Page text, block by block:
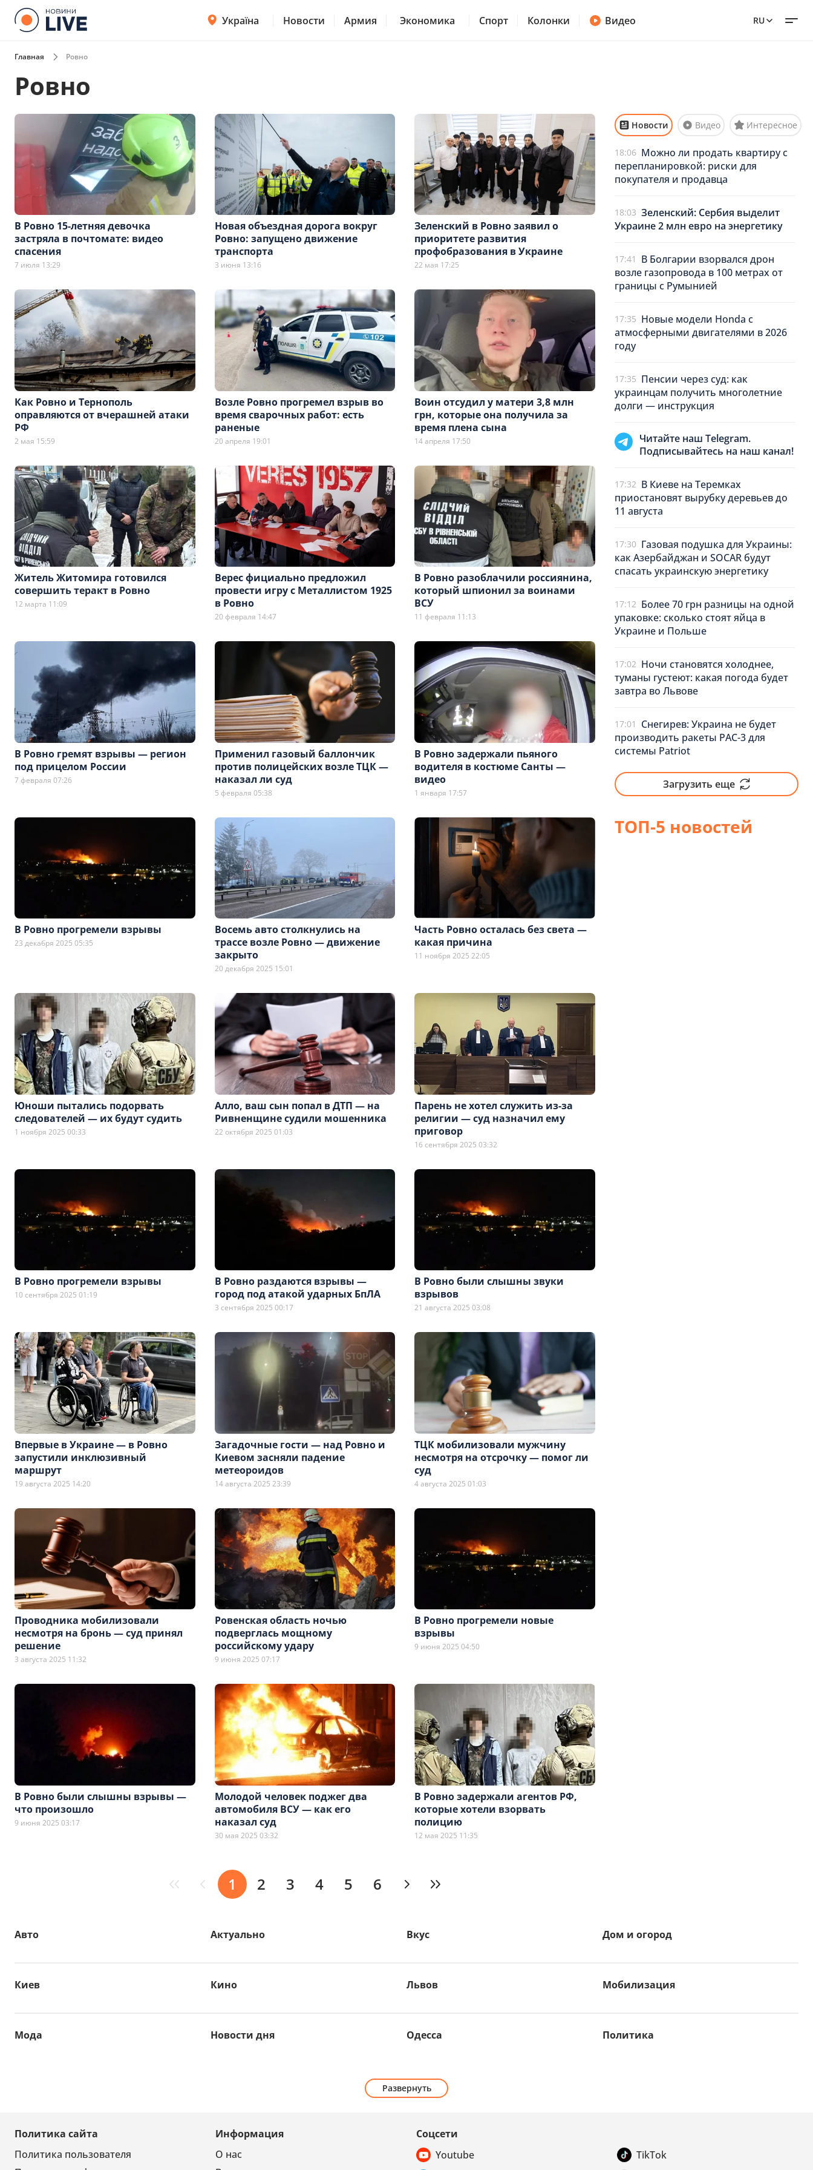
Україна Новости Армия Экономика Спорт Колонки Видео RU
Главная Ровно
Ровно
В Ровно 15-летняя девочка
застряла в почтомате: видео
спасения
7 июля 13:29
Новая объездная дорога вокруг
Ровно: запущено движение
транспорта
3 июня 13:16
Зеленский в Ровно заявил о
приоритете развития
профобразования в Украине
22 мая 17:25
Как Ровно и Тернополь
оправляются от вчерашней атаки
РФ
2 мая 15:59
Возле Ровно прогремел взрыв во
время сварочных работ: есть
раненые
20 апреля 19:01
Воин отсудил у матери 3,8 млн
грн, которые она получила за
время плена сына
14 апреля 17:50
Житель Житомира готовился
совершить теракт в Ровно
12 марта 11:09
Верес фициально предложил
провести игру с Металлистом 1925
в Ровно
20 февраля 14:47
В Ровно разоблачили россиянина,
который шпионил за воинами
ВСУ
11 февраля 11:13
В Ровно гремят взрывы — регион
под прицелом России
7 февраля 07:26
Применил газовый баллончик
против полицейских возле ТЦК —
наказал ли суд
5 февраля 05:38
В Ровно задержали пьяного
водителя в костюме Санты —
видео
1 января 17:57
В Ровно прогремели взрывы
23 декабря 2025 05:35
Восемь авто столкнулись на
трассе возле Ровно — движение
закрыто
20 декабря 2025 15:01
Часть Ровно осталась без света —
какая причина
11 ноября 2025 22:05
Юноши пытались подорвать
следователей — их будут судить
1 ноября 2025 00:33
Алло, ваш сын попал в ДТП — на
Ривненщине судили мошенника
22 октября 2025 01:03
Парень не хотел служить из-за
религии — суд назначил ему
приговор
16 сентября 2025 03:32
В Ровно прогремели взрывы
10 сентября 2025 01:19
В Ровно раздаются взрывы —
город под атакой ударных БпЛА
3 сентября 2025 00:17
В Ровно были слышны звуки
взрывов
21 августа 2025 03:08
Впервые в Украине — в Ровно
запустили инклюзивный
маршрут
19 августа 2025 14:20
Загадочные гости — над Ровно и
Киевом засняли падение
метеороидов
14 августа 2025 23:39
ТЦК мобилизовали мужчину
несмотря на отсрочку — помог ли
суд
4 августа 2025 01:03
Проводника мобилизовали
несмотря на бронь — суд принял
решение
3 августа 2025 11:32
Ровенская область ночью
подверглась мощному
российскому удару
9 июня 2025 07:17
В Ровно прогремели новые
взрывы
9 июня 2025 04:50
В Ровно были слышны взрывы —
что произошло
9 июня 2025 03:17
Молодой человек поджег два
автомобиля ВСУ — как его
наказал суд
30 мая 2025 03:32
В Ровно задержали агентов РФ,
которые хотели взорвать
полицию
12 мая 2025 11:35
1 2 3 4 5 6
Новости Видео Интересное
18:06 Можно ли продать квартиру с
перепланировкой: риски для
покупателя и продавца
18:03 Зеленский: Сербия выделит
Украине 2 млн евро на энергетику
17:41
В Болгарии взорвался дрон
возле газопровода в 100 метрах от
границы с Румынией
17:35 Новые модели Honda с
атмосферными двигателями в 2026
году
17:35 Пенсии через суд: как
украинцам получить многолетние
долги — инструкция
Читайте наш Telegram.
Подписывайтесь на наш канал!
17:32 В Киеве на Теремках
приостановят вырубку деревьев до
11 августа
17:30 Газовая подушка для Украины:
как Азербайджан и SOCAR будут
спасать украинскую энергетику
17:12 Более 70 грн разницы на одной
упаковке: сколько стоят яйца в
Украине и Польше
17:02 Ночи становятся холоднее,
туманы густеют: какая погода будет
завтра во Львове
17:01
Снегирев: Украина не будет
производить ракеты PAC-3 для
системы Patriot
Загрузить еще
ТОП-5 новостей
Авто Актуально Вкус Дом и огород
Киев Кино Львов Мобилизация
Мода Новости дня Одесса Политика
Развернуть
Политика сайта
Политика пользователя
Информация
О нас
Соцсети
Youtube
TikTok